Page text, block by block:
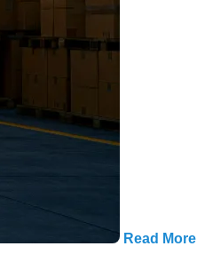
Read More